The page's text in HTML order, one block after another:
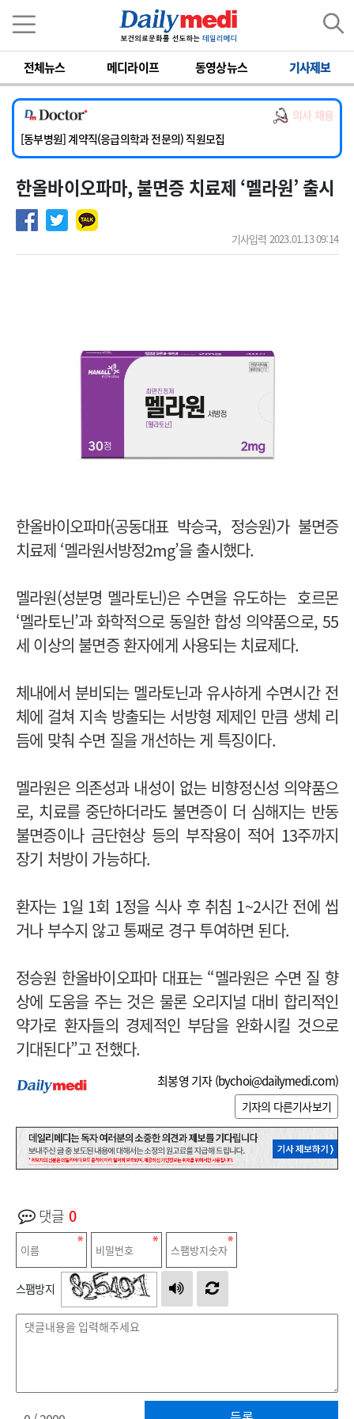
전체뉴스 메디라이프 동영상뉴스 기사제보
의사 채용
[서울아산병원] 2026년 하반기 인턴 모집
[영남대학교의료원] 마취통증의학과 임기제 임상의사 채용
[충남대학교병원] 소아청소년과(소아응급전담) 계약직 의사 공개채용
[동부병원] 계약직(응급의학과 전문의) 직원모집
[이대목동병원] 하반기 전공의(레지던트1년차) 모집
[서울아산병원] 2026년 하반기 인턴 모집
[영남대학교의료원] 마취통증의학과 임기제 임상의사 채용
한올바이오파마, 불면증 치료제 ‘멜라원’ 출시
기사입력 2023.01.13 09:14
한올바이오파마(공동대표 박승국, 정승원)가 불면증
치료제 ‘멜라원서방정2mg’을 출시했다.
멜라원(성분명 멜라토닌)은 수면을 유도하는 호르몬
‘멜라토닌’과 화학적으로 동일한 합성 의약품으로, 55
세 이상의 불면증 환자에게 사용되는 치료제다.
체내에서 분비되는 멜라토닌과 유사하게 수면시간 전
체에 걸쳐 지속 방출되는 서방형 제제인 만큼 생체 리
듬에 맞춰 수면 질을 개선하는 게 특징이다.
멜라원은 의존성과 내성이 없는 비향정신성 의약품으
로, 치료를 중단하더라도 불면증이 더 심해지는 반동
불면증이나 금단현상 등의 부작용이 적어 13주까지
장기 처방이 가능하다.
환자는 1일 1회 1정을 식사 후 취침 1~2시간 전에 씹
거나 부수지 않고 통째로 경구 투여하면 된다.
정승원 한올바이오파마 대표는 “멜라원은 수면 질 향
상에 도움을 주는 것은 물론 오리지널 대비 합리적인
약가로 환자들의 경제적인 부담을 완화시킬 것으로
기대된다”고 전했다.
최봉영 기자 (bychoi@dailymedi.com)
기자의 다른기사보기
댓글 0
스팸방지